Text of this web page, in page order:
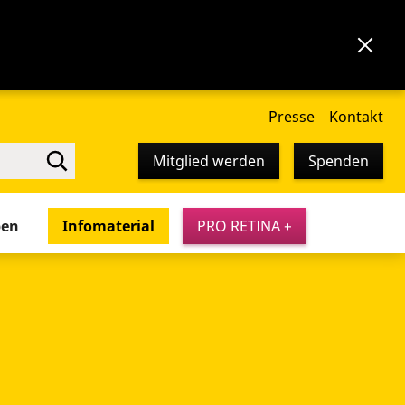
Presse Kontakt
Mitglied werden Spenden
Infomaterial PRO RETINA +